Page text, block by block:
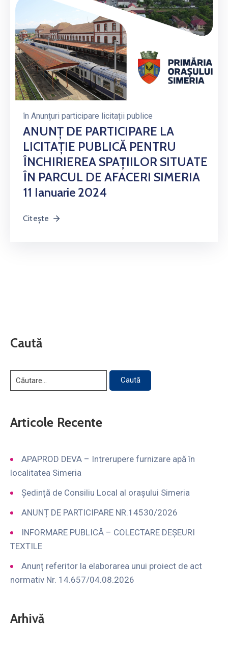
în Anunțuri participare licitații publice
ANUNŢ DE PARTICIPARE LA
LICITAŢIE PUBLICĂ PENTRU
ÎNCHIRIEREA SPAȚIILOR SITUATE
ÎN PARCUL DE AFACERI SIMERIA
11 Ianuarie 2024
Citește
Caută
Articole Recente
APAPROD DEVA – Intrerupere furnizare apă în
localitatea Simeria
Ședință de Consiliu Local al orașului Simeria
ANUNȚ DE PARTICIPARE NR.14530/2026
INFORMARE PUBLICĂ – COLECTARE DEȘEURI
TEXTILE
Anunț referitor la elaborarea unui proiect de act
normativ Nr. 14.657/04.08.2026
Arhivă